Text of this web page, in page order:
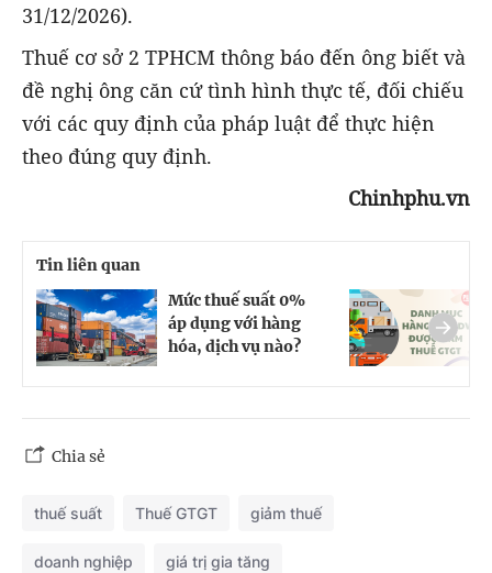
31/12/2026).
Thuế cơ sở 2 TPHCM thông báo đến ông biết và
đề nghị ông căn cứ tình hình thực tế, đối chiếu
với các quy định của pháp luật để thực hiện
theo đúng quy định.
Chinhphu.vn
Tin liên quan
Mức thuế suất 0%
áp dụng với hàng
hóa, dịch vụ nào?
Chia sẻ
thuế suất Thuế GTGT giảm thuế
doanh nghiệp giá trị gia tăng